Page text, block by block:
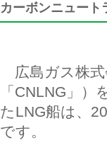
カーボンニュート
広島ガス株式
「CNLNG」
たLNG船は、
です。